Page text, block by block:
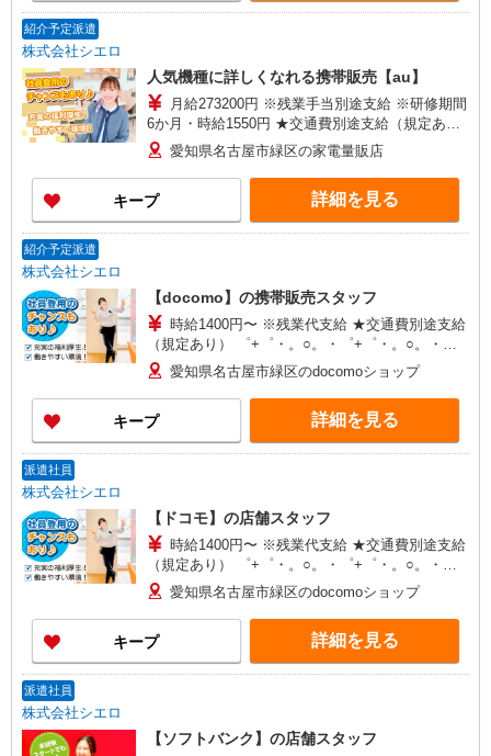
紹介予定派遣
株式会社シエロ
人気機種に詳しくなれる携帯販売【au】
月給273200円 ※残業手当別途支給 ※研修期間
6か月・時給1550円 ★交通費別途支給（規定あ
り） ゜+゜・。○。・゜+゜・。○。・゜+゜ 入社
祝い金10万円支給(規定有) お友達を紹介頂くと, イ
ンセンティブ支給(規定有) ゜・。○。・゜+゜・。
○。・゜+゜
愛知県名古屋市緑区の家電量販店
キープ 詳細を見る
紹介予定派遣
株式会社シエロ
【docomo】の携帯販売スタッフ
時給1400円〜 ※残業代支給 ★交通費別途支給
（規定あり） ゜+゜・。○。・゜+゜・。○。・゜
+゜ 入社祝い金10万円支給(規定有) お友達を紹介
頂くと, インセンティブ支給(規定有) ★月2回払
い・週払い可能（規程有）★ ゜・。○。・゜
+゜・。○。・゜+゜
愛知県名古屋市緑区のdocomoショップ
キープ 詳細を見る
派遣社員
株式会社シエロ
【ドコモ】の店舗スタッフ
時給1400円〜 ※残業代支給 ★交通費別途支給
（規定あり） ゜+゜・。○。・゜+゜・。○。・゜
+゜ 入社祝い金10万円支給(規定有) お友達を紹介
頂くと, インセンティブ支給(規定有) ★月2回払
い・週払い可能（規程有）★ ゜・。○。・゜
+゜・。○。・゜+゜
愛知県名古屋市緑区のdocomoショップ
キープ 詳細を見る
派遣社員
株式会社シエロ
【ソフトバンク】の店舗スタッフ